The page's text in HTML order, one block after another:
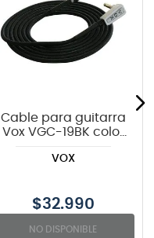
Cable para guitarra
Vox VGC-19BK color
VOX
$32.990
NO DISPONIBLE